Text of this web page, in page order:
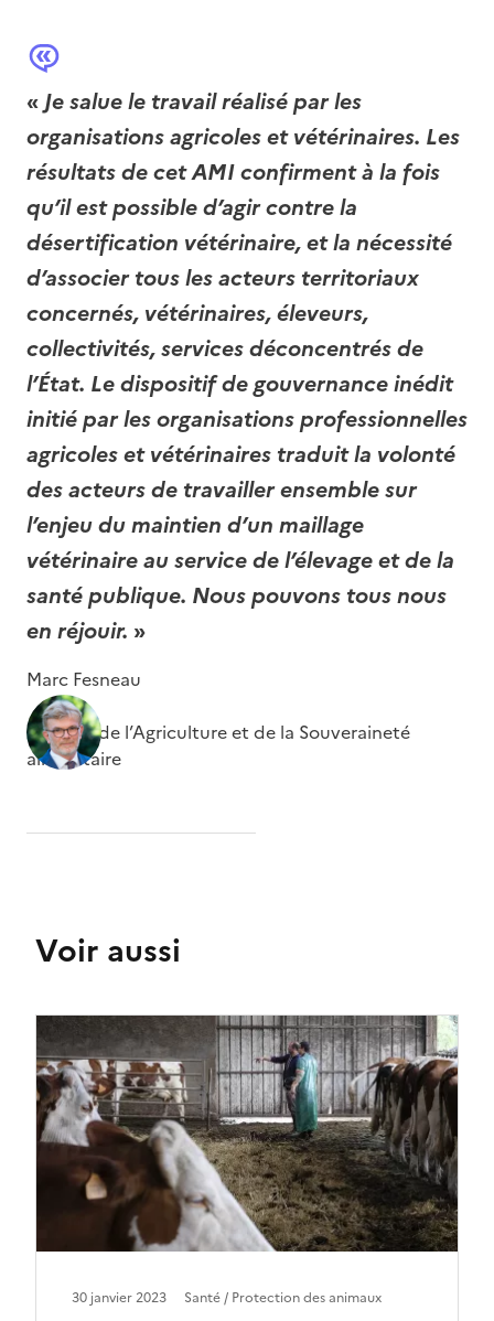
«Je salue letravail réalisé parles
organisationsagricoles et vétérinaires. Les
résultats de cet AMI confirment à la fois
qu’il est possible d’agir contre la
désertification vétérinaire, et la nécessité
d’associer tous les acteurs territoriaux
concernés, vétérinaires, éleveurs,
collectivités, services déconcentrés de
l’État. Le dispositif de gouvernance inédit
initié par les organisations professionnelles
agricoles et vétérinairestraduit la volonté
des acteurs de travailler ensemble sur
l’enjeu du maintien d’un maillage
vétérinaire au service de l’élevage et de la
santé publique. Nous pouvons tous nous
en réjouir. »
Marc Fesneau
Ministre de l’Agriculture et de la Souveraineté
alimentaire
Voir aussi
30 janvier 2023 Santé / Protection des animaux